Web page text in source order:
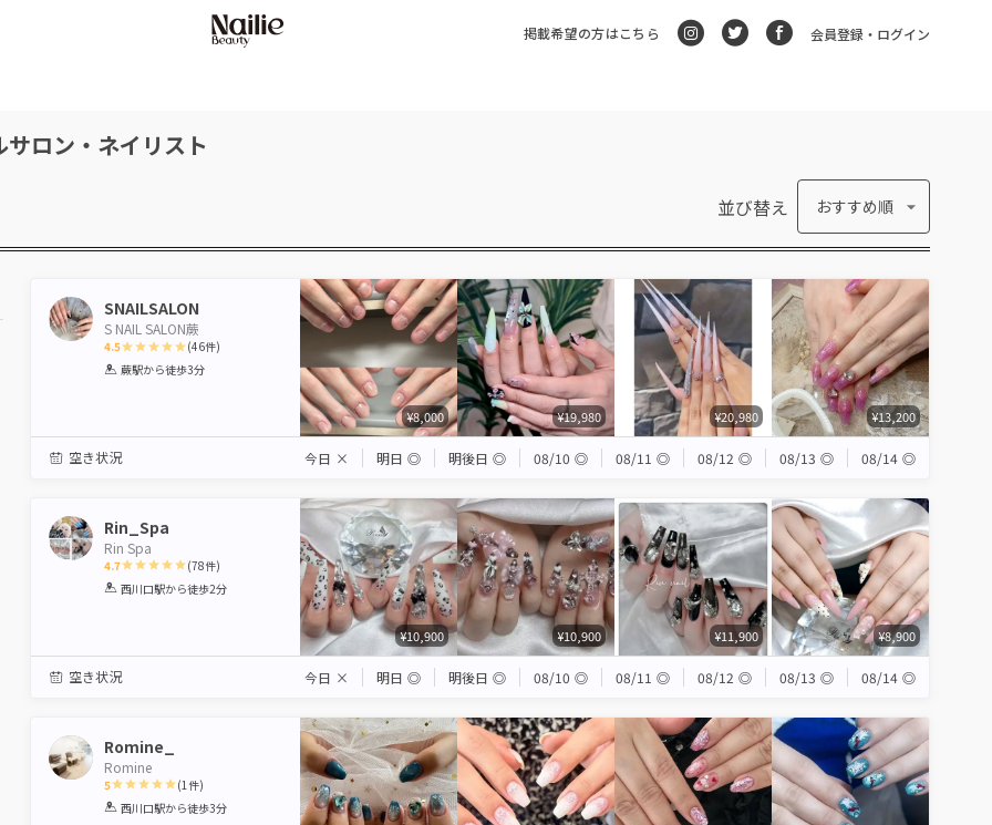
掲載希望の方はこちら 会員登録・ログイン
ロン・ネイリスト
並び替え おすすめ順
SNAILSALON
S NAIL SALON蕨
4.5
1 2 3 4 5
(46件)
蕨駅から徒歩3分
¥8,000 ¥19,980 ¥20,980 ¥13,200
空き状況 今日 × 明日 ◎ 明後日 ◎ 08/10 ◎ 08/11 ◎ 08/12 ◎ 08/13 ◎ 08/14 ◎
Rin_Spa
Rin Spa
4.7
1 2 3 4 5
(78件)
西川口駅から徒歩2分
¥10,900 ¥10,900 ¥11,900 ¥8,900
空き状況 今日 × 明日 ◎ 明後日 ◎ 08/10 ◎ 08/11 ◎ 08/12 ◎ 08/13 ◎ 08/14 ◎
Romine_
Romine
5
1 2 3 4 5
(1 件)
西川口駅から徒歩3分